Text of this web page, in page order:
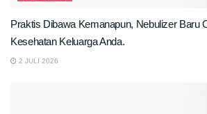
Praktis Dibawa Kemanapun, Nebulizer Baru
Kesehatan Keluarga Anda.
2 JULI 2026